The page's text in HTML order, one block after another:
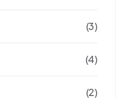
(3)
(4)
(2)